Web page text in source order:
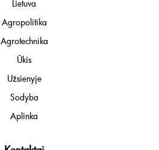
Lietuva
Agropolitika
Agrotechnika
Ūkis
Užsienyje
Sodyba
Aplinka